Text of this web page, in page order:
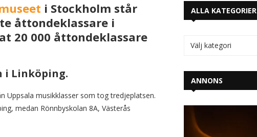
i Stockholm står
åttondeklassare i
20 000 åttondeklassare
i Linköping.
Uppsala musikklasser som tog tredjeplatsen.
medan Rönnbyskolan 8A, Västerås
ALLA KATEGORIER
ANNONS